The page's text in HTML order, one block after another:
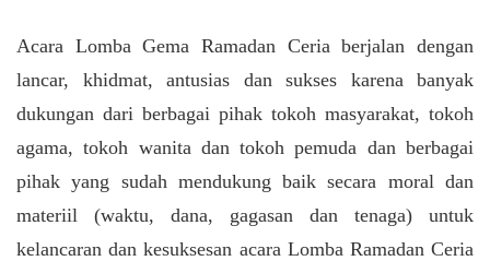
Acara Lomba Gema Ramadan Ceria berjalan dengan
lancar, khidmat, antusias dan sukses karena banyak
dukungan dari berbagai pihak tokoh masyarakat, tokoh
agama, tokoh wanita dan tokoh pemuda dan berbagai
pihak yang sudah mendukung baik secara moral dan
materiil (waktu, dana, gagasan dan tenaga) untuk
kelancaran dan kesuksesan acara Lomba Ramadan Ceria